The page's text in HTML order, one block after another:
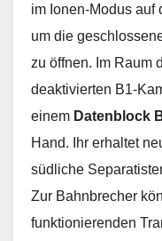
im Ionen-Modus auf
um die
zu öffnen. Im Raum
deaktivierten B1-
einem Datenblock
Hand. Ihr erhaltet
südliche
Zur Bahnbrecher
funktionierenden